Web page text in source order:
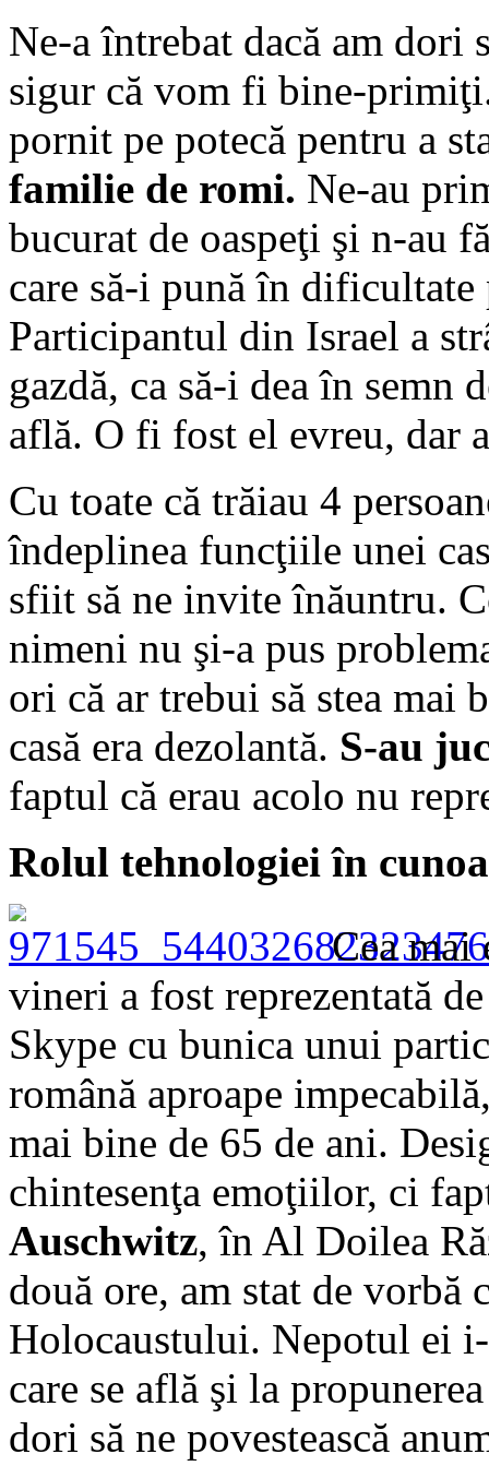
Ne-a întrebat dacă am dori
sigur că vom fi bine-
pornit pe potecă pentru a
familie de romi. Ne-au
bucurat de oaspeţi şi n-au
care să-i pună în
Participantul din Israel a
gazdă, ca să-i dea în semn
află. O fi fost el evreu, dar
Cu toate că trăiau 4
îndeplinea funcţiile unei
sfiit să ne invite înăuntru.
nimeni nu şi-a pus
ori că ar trebui să stea mai
casă era dezolantă. S-au
faptul că erau acolo nu
Rolul tehnologiei în
Cea mai
vineri a fost reprezentată
Skype cu bunica unui
română aproape
mai bine de 65 de ani.
chintesenţa emoţiilor, ci
Auschwitz, în Al Doilea
două ore, am stat de
Holocaustului. Nepotul ei
care se află şi la
dori să ne povestească